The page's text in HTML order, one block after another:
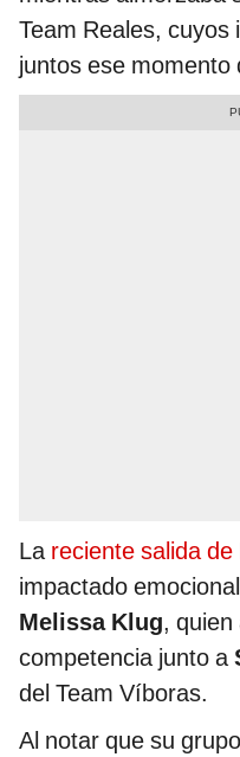
Team Reales,
juntos ese momento
La reciente salida
impactado
Melissa Klug, quien
competencia junto a
del Team Víboras.
Al notar que su